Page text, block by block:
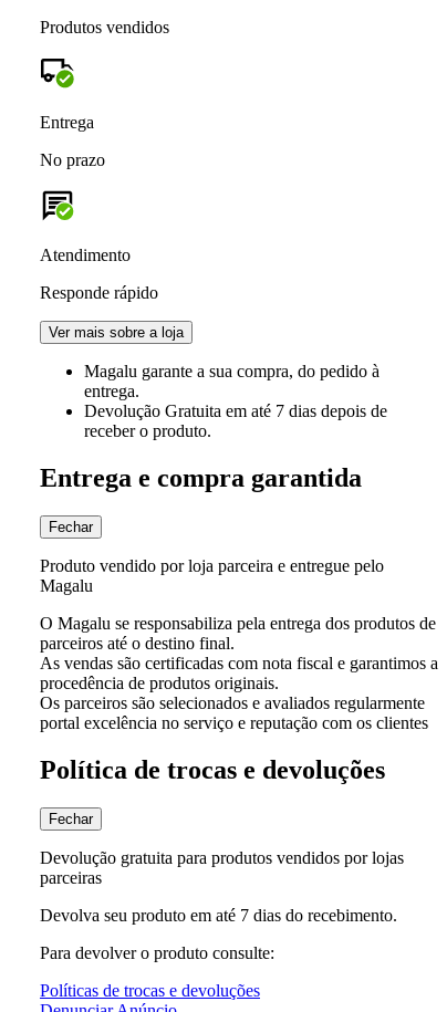
Produtos vendidos
Entrega
No prazo
Atendimento
Responde rápido
Ver mais sobre a loja
Magalu garante a sua compra, do pedido à
entrega.
Devolução Gratuita em até 7 dias depois de
receber o produto.
Entrega e compra garantida
Fechar
Produto vendido por loja parceira e entregue pelo
Magalu
O Magalu se responsabiliza pela entrega dos produtos de
parceiros até o destino final.
As vendas são certificadas com nota fiscal e garantimos a
procedência de produtos originais.
Os parceiros são selecionados e avaliados regularmente
portal excelência no serviço e reputação com os clientes
Política de trocas e devoluções
Fechar
Devolução gratuita para produtos vendidos por lojas
parceiras
Devolva seu produto em até 7 dias do recebimento.
Para devolver o produto consulte:
Políticas de trocas e devoluções